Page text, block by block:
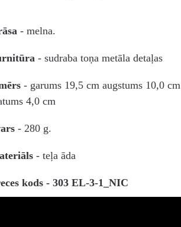
- melna.
- sudraba toņa metāla detaļas
- garums 19,5 cm augstums 10,0 cm
4,0 cm
- 280 g.
- teļa āda
kods - 303 EL-3-1_NIC